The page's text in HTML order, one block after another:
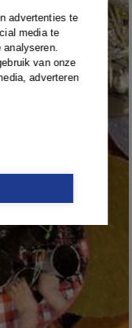
advertenties te
media te
analyseren.
van onze
adverteren